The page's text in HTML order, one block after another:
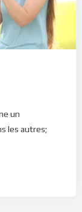
un
les autres;